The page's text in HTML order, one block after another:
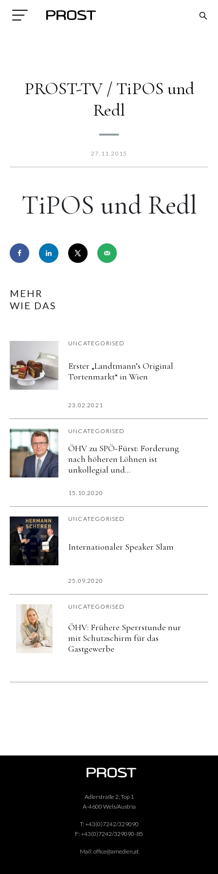
PROST-TV / TiPOS und
Redl
27.11.2015
TiPOS und Redl
MEHR
WIE DAS
UNCATEGORISED
Erster „Landtmann’s Original
Tortenmarkt“ in Wien
23.02.2021
UNCATEGORISED
ÖHV zu SPÖ-Fürst: Forderung
nach höheren Löhnen ist
unkollegial und
15.10.2020
UNCATEGORISED
Internationaler Speaker Slam
25.09.2020
UNCATEGORISED
ÖHV: Frühere Sperrstunde nur
mit Schutzschirm für das
Gastgewerbe
Adlerstraße 2, Top 1
A-4600 Wels/Austria
T: +43(0)7242/329090
F: +43(0)7242/329090-85
Mail: office@amedien.at